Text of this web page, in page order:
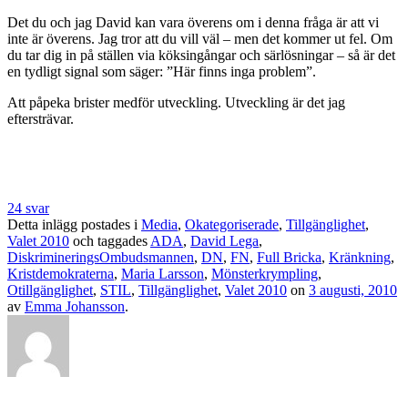
Det du och jag David kan vara överens om i denna fråga är att vi
inte är överens. Jag tror att du vill väl – men det kommer ut fel. Om
du tar dig in på ställen via köksingångar och särlösningar – så är det
en tydligt signal som säger: ”Här finns inga problem”.
Att påpeka brister medför utveckling. Utveckling är det jag
eftersträvar.
24 svar
Detta inlägg postades i Media, Okategoriserade, Tillgänglighet,
Valet 2010 och taggades ADA, David Lega,
DiskrimineringsOmbudsmannen, DN, FN, Full Bricka, Kränkning,
Kristdemokraterna, Maria Larsson, Mönsterkrympling,
Otillgänglighet, STIL, Tillgänglighet, Valet 2010 on 3 augusti, 2010
av Emma Johansson.